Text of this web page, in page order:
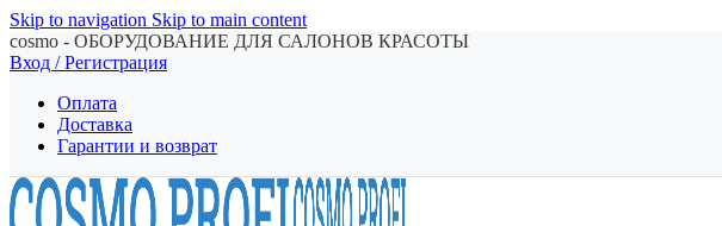
Skip to navigation Skip to main content
cosmo - ОБОРУДОВАНИЕ ДЛЯ САЛОНОВ КРАСОТЫ
Вход / Регистрация
Оплата
Доставка
Гарантии и возврат